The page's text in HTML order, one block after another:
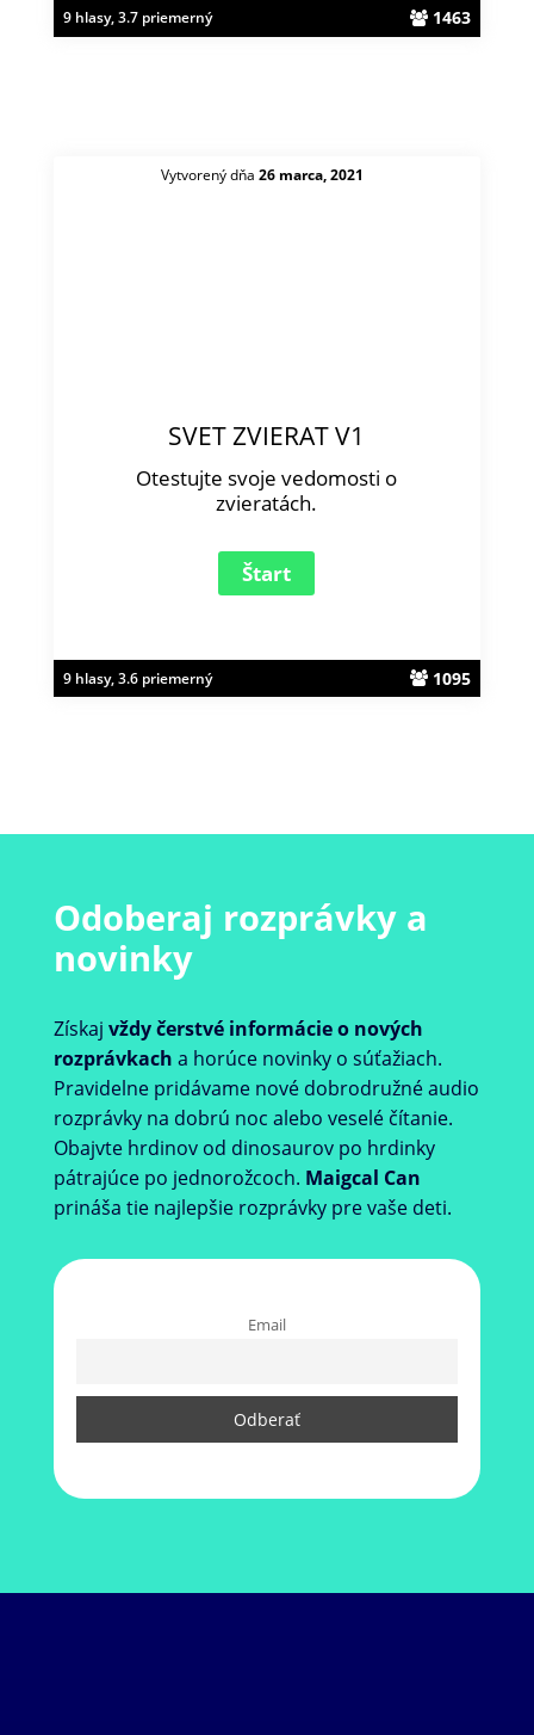
9 hlasy, 3.7 priemerný 1463
9 hlasy, 3.6 priemerný 1095
Vytvorený dňa26 marca, 2021
SVET ZVIERAT V1
Otestujte svoje vedomosti o
zvieratách.
Odoberaj rozprávky a
novinky
Získaj vždy čerstvé informácie o nových
rozprávkach a horúce novinky o súťažiach.
Pravidelne pridávame nové dobrodružné audio
rozprávky na dobrú noc alebo veselé čítanie.
Obajvte hrdinov od dinosaurov po hrdinky
pátrajúce po jednorožcoch. Maigcal Can
prináša tie najlepšie rozprávky pre vaše deti.
Email